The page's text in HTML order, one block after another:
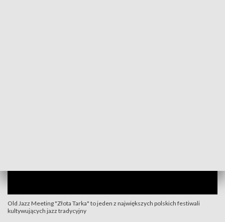
Old Jazz Meeting "Złota Tarka" to jeden z największych polskich festiwali
kultywujących jazz tradycyjny